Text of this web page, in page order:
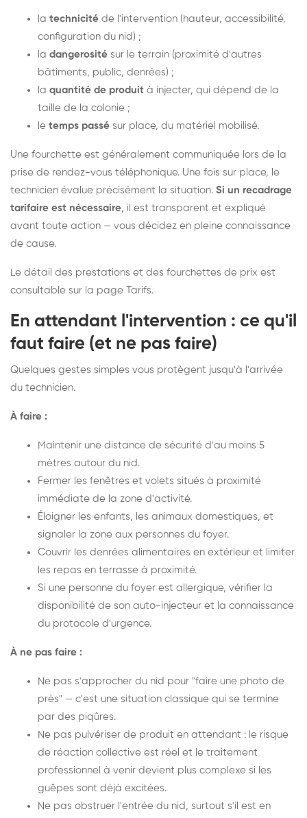
la technicité de l'intervention (hauteur, accessibilité,
configuration du nid) ;
la dangerosité sur le terrain (proximité d'autres
bâtiments, public, denrées) ;
la quantité de produit à injecter, qui dépend de la
taille de la colonie ;
le temps passé sur place, du matériel mobilisé.
Une fourchette est généralement communiquée lors de la
prise de rendez-vous téléphonique. Une fois sur place, le
technicien évalue précisément la situation. Si un recadrage
tarifaire est nécessaire, il est transparent et expliqué
avant toute action — vous décidez en pleine connaissance
de cause.
Le détail des prestations et des fourchettes de prix est
consultable sur la page Tarifs.
En attendant l'intervention : ce qu'il
faut faire (et ne pas faire)
Quelques gestes simples vous protègent jusqu'à l'arrivée
du technicien.
À faire :
Maintenir une distance de sécurité d'au moins 5
mètres autour du nid.
Fermer les fenêtres et volets situés à proximité
immédiate de la zone d'activité.
Éloigner les enfants, les animaux domestiques, et
signaler la zone aux personnes du foyer.
Couvrir les denrées alimentaires en extérieur et limiter
les repas en terrasse à proximité.
Si une personne du foyer est allergique, vérifier la
disponibilité de son auto-injecteur et la connaissance
du protocole d'urgence.
À ne pas faire :
Ne pas s'approcher du nid pour "faire une photo de
près" — c'est une situation classique qui se termine
par des piqûres.
Ne pas pulvériser de produit en attendant : le risque
de réaction collective est réel et le traitement
professionnel à venir devient plus complexe si les
guêpes sont déjà excitées.
Ne pas obstruer l'entrée du nid, surtout s'il est en